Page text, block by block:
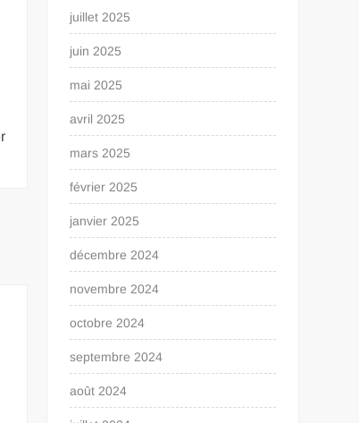
juillet 2025
juin 2025
mai 2025
avril 2025
mars 2025
février 2025
janvier 2025
décembre 2024
novembre 2024
octobre 2024
septembre 2024
août 2024